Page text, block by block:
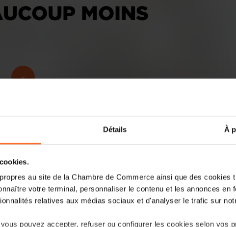
Détails À
au site de la Chambre de Commerce ainsi que des cookies
votre terminal, personnaliser le contenu et les annonces en
relatives aux médias sociaux et d'analyser le trafic sur
pouvez accepter, refuser ou configurer les cookies selon vos
MOINS
Les entrepreneurs luxembourgeois
l’environnement incertain et un accès
comme le principal frein au
Le Luxembourg continue d’afficher une
dynamiques d’Europe. Selon le
Luxembourg 2025/2026, présenté ce
commerce et le ministère de l’Économie,